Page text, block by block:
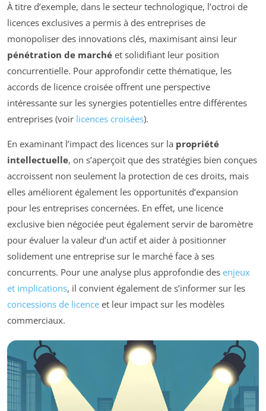
À titre d’exemple, dans le secteur technologique, l’octroi de
licences exclusives a permis à des entreprises de
monopoliser des innovations clés, maximisant ainsi leur
pénétration de marché et solidifiant leur position
concurrentielle. Pour approfondir cette thématique, les
accords de licence croisée offrent une perspective
intéressante sur les synergies potentielles entre différentes
entreprises (voir licences croisées).
En examinant l’impact des licences sur la propriété
intellectuelle, on s’aperçoit que des stratégies bien conçues
accroissent non seulement la protection de ces droits, mais
elles améliorent également les opportunités d’expansion
pour les entreprises concernées. En effet, une licence
exclusive bien négociée peut également servir de baromètre
pour évaluer la valeur d’un actif et aider à positionner
solidement une entreprise sur le marché face à ses
concurrents. Pour une analyse plus approfondie des enjeux
et implications, il convient également de s’informer sur les
concessions de licence et leur impact sur les modèles
commerciaux.